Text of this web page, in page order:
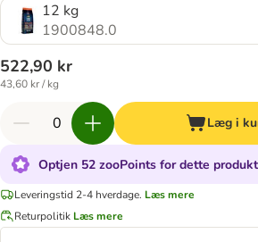
12 kg
1900848.0
522,90 kr
43,60 kr / kg
Læg i
Optjen 52 zooPoints for dette produkt
Leveringstid 2-4 hverdage. Læs mere
Returpolitik Læs mere